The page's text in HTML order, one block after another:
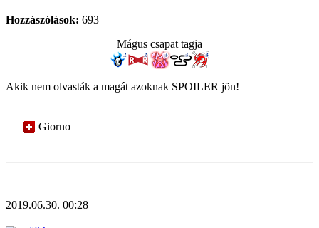
Hozzászólások: 693
Mágus csapat tagja
Akik nem olvasták a magát azoknak SPOILER jön!
Giorno
2019.06.30. 00:28